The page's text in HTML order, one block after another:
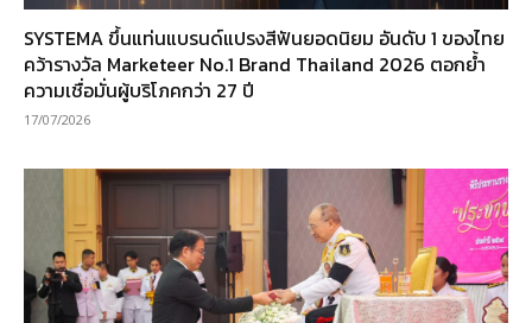
SYSTEMA ขึ้นแท่นแบรนด์แปรงสีฟันยอดนิยม อันดับ 1 ของไทย
คว้ารางวัล Marketeer No.1 Brand Thailand 2026 ตอกย้ำ
ความเชื่อมั่นผู้บริโภคกว่า 27 ปี
17/07/2026